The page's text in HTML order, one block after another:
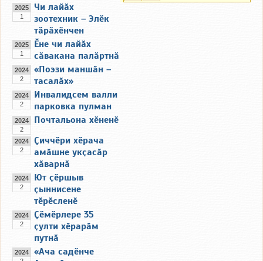
2025
1
Чи лайӑх
зоотехник – Элӗк
тӑрӑхӗнчен
2025
1
Ӗне чи лайӑх
сӑвакана палӑртнӑ
2024
2
«Поэзи маншӑн –
тасалӑх»
2024
2
Инвалидсем валли
парковка пулман
2024
2
Почтальона хӗненӗ
2024
2
Ҫиччӗри хӗрача
амӑшне укҫасӑр
хӑварнӑ
2024
2
Ют ҫӗршыв
ҫыннисене
тӗрӗсленӗ
2024
2
Ҫӗмӗрлере 35
ҫулти хӗрарӑм
путнӑ
2024
«Ача садӗнче